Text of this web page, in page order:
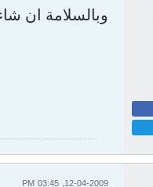
وبالسلامة ان
12-04-2009, 03:45 PM